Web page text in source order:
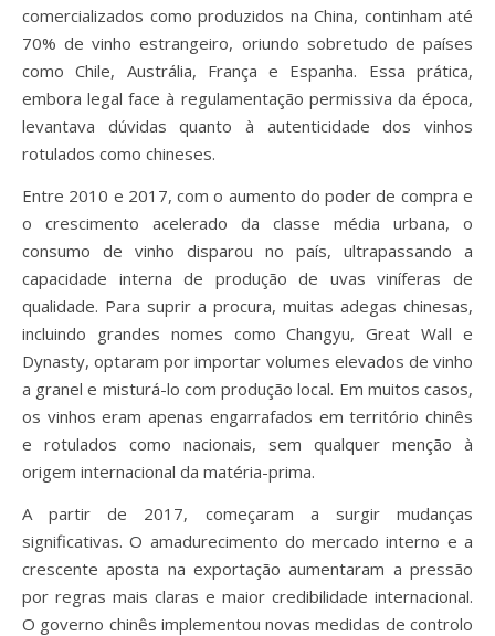
comercializados como produzidos na China, continham até
70% de vinho estrangeiro, oriundo sobretudo de países
como Chile, Austrália, França e Espanha. Essa prática,
embora legal face à regulamentação permissiva da época,
levantava dúvidas quanto à autenticidade dos vinhos
rotulados como chineses.
Entre 2010 e 2017, com o aumento do poder de compra e
o crescimento acelerado da classe média urbana, o
consumo de vinho disparou no país, ultrapassando a
capacidade interna de produção de uvas viníferas de
qualidade. Para suprir a procura, muitas adegas chinesas,
incluindo grandes nomes como Changyu, Great Wall e
Dynasty, optaram por importar volumes elevados de vinho
a granel e misturá-lo com produção local. Em muitos casos,
os vinhos eram apenas engarrafados em território chinês
e rotulados como nacionais, sem qualquer menção à
origem internacional da matéria-prima.
A partir de 2017, começaram a surgir mudanças
significativas. O amadurecimento do mercado interno e a
crescente aposta na exportação aumentaram a pressão
por regras mais claras e maior credibilidade internacional.
O governo chinês implementou novas medidas de controlo